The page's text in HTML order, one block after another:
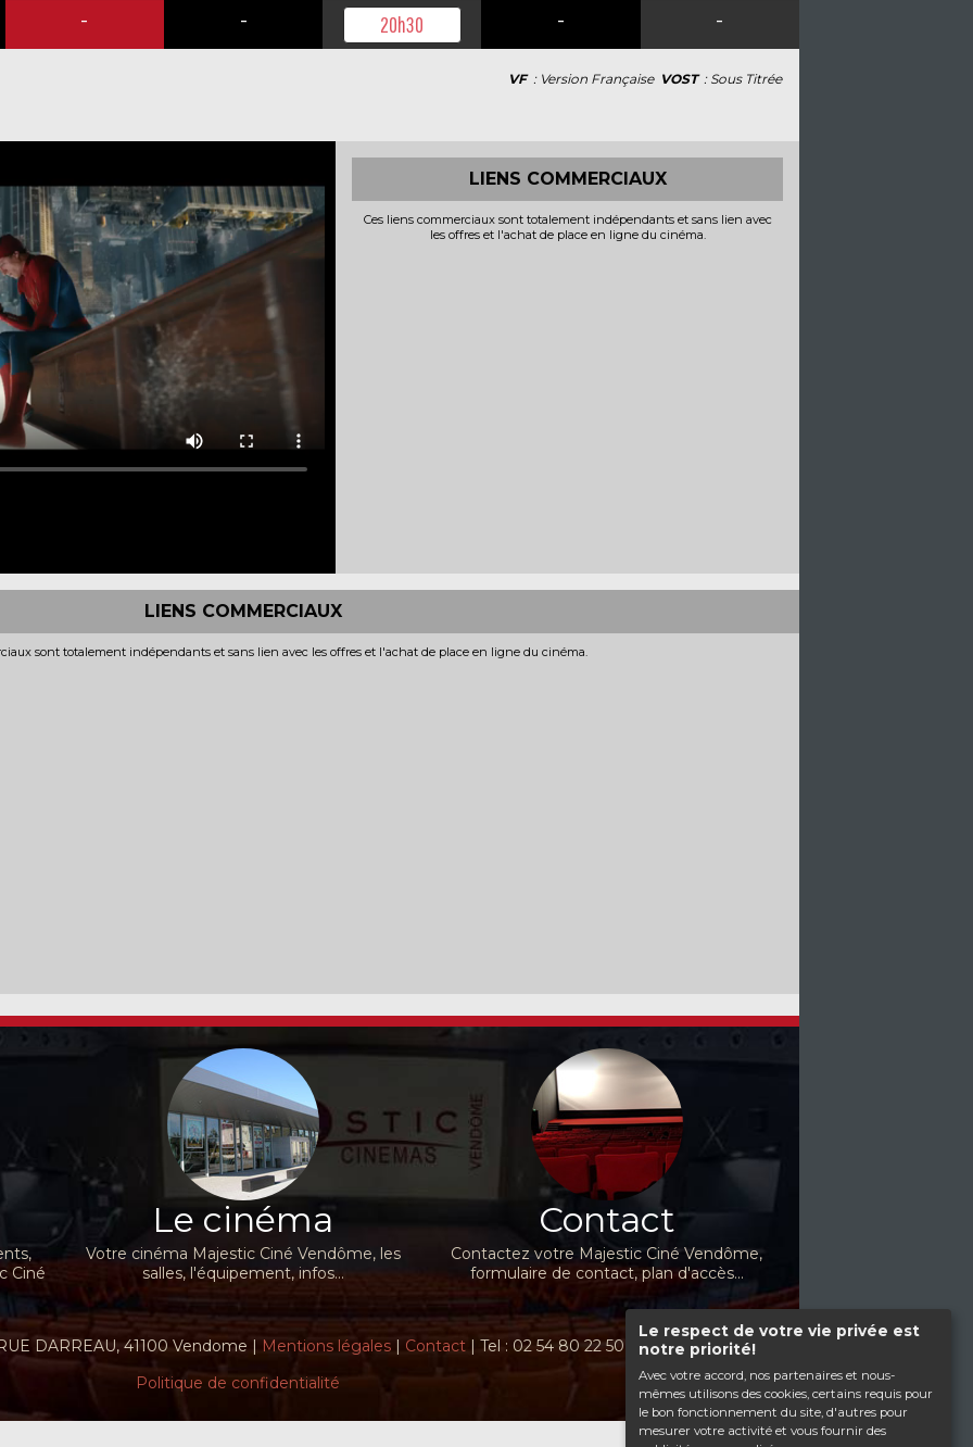
Le respect de votre vie privée est
notre priorité!
Avec votre accord, nos partenaires et nous-
mêmes utilisons des cookies, certains requis pour
le bon fonctionnement du site, d'autres pour
mesurer votre activité et vous fournir des
- - 20h30 - -
VF : Version Française VOST : Sous Titrée
LIENS COMMERCIAUX
Ces liens commerciaux sont totalement indépendants et sans lien avec
les offres et l'achat de place en ligne du cinéma.
LIENS COMMERCIAUX
sont totalement indépendants et sans lien avec les offres et l'achat de place en ligne du cinéma.
Ciné
Le cinéma
Votre cinéma Majestic Ciné Vendôme, les
salles, l'équipement, infos...
Contact
Contactez votre Majestic Ciné Vendôme,
formulaire de contact, plan d'accès...
DARREAU, 41100 Vendome | Mentions légales| Contact| Tel : 02 54 80 22 50
Politique de confidentialité